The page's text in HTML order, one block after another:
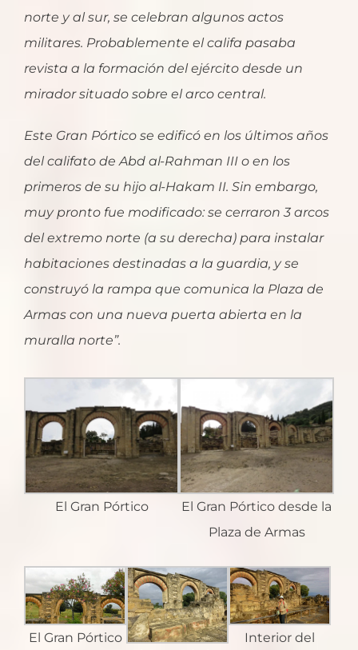
norte y al sur, se celebran algunos actos
militares. Probablemente el califa pasaba
revista a la formación del ejército desde un
mirador situado sobre el arco central.
Este Gran Pórtico se edificó en los últimos años
del califato de Abd al-Rahman III o en los
primeros de su hijo al-Hakam II. Sin embargo,
muy pronto fue modificado: se cerraron 3 arcos
del extremo norte (a su derecha) para instalar
habitaciones destinadas a la guardia, y se
construyó la rampa que comunica la Plaza de
Armas con una nueva puerta abierta en la
muralla norte”.
El Gran Pórtico
El Gran Pórtico desde la
Plaza de Armas
El Gran Pórtico
Interior del